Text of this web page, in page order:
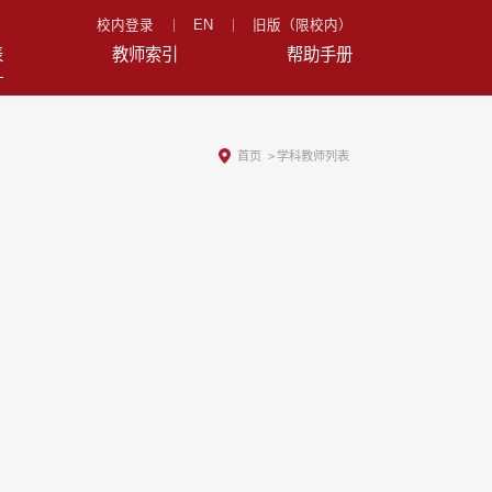
校内登录 EN 旧版（限校内）
教师索引 帮助手册
首页 > 学科教师列表